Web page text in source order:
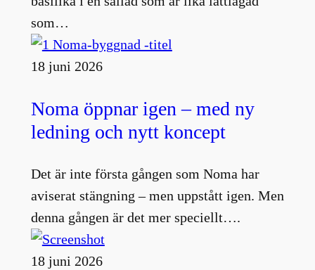
som…
18 juni 2026
Noma öppnar igen – med ny
ledning och nytt koncept
Det är inte första gången som Noma har
aviserat stängning – men uppstått igen. Men
denna gången är det mer speciellt….
18 juni 2026